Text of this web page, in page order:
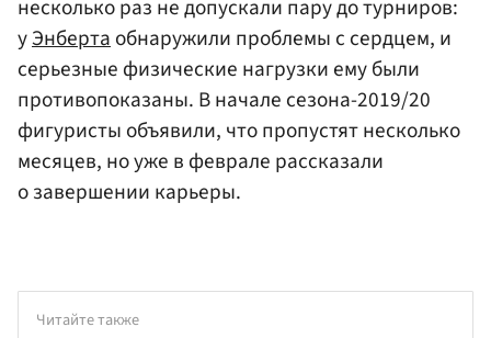
несколько раз не допускали пару до турниров:
уЭнбертаобнаружили проблемы с сердцем, и
серьезные физические нагрузки ему были
противопоказаны. В начале сезона-2019/20
фигуристы объявили, что пропустят несколько
месяцев, но уже в феврале рассказали
о завершении карьеры.
Читайте также